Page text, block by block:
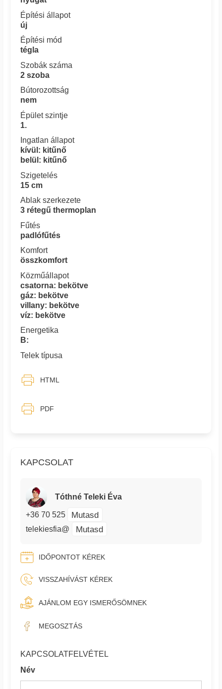
KAPCSOLAT
Tóthné Teleki Éva
+36 70 525 Mutasd
telekiesfia@ Mutasd
IDŐPONTOT KÉREK
VISSZAHÍVÁST KÉREK
AJÁNLOM EGY ISMERŐSÖMNEK
MEGOSZTÁS
KAPCSOLATFELVÉTEL
Név
Építési állapot
új
Építési mód
tégla
Szobák száma
2 szoba
Bútorozottság
nem
Épület szintje
1.
Ingatlan állapot
kívül: kitűnő
belül: kitűnő
Szigetelés
15 cm
Ablak szerkezete
3 rétegű thermoplan
Fűtés
padlófűtés
Komfort
összkomfort
Közműállapot
csatorna: bekötve
gáz: bekötve
villany: bekötve
víz: bekötve
Energetika
B:
Telek típusa
HTML
PDF